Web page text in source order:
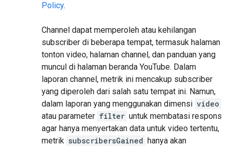
Policy.
Channel dapat memperoleh atau kehilangan
subscriber di beberapa tempat, termasuk halaman
tonton video, halaman channel, dan panduan yang
muncul di halaman beranda YouTube. Dalam
laporan channel, metrik ini mencakup subscriber
yang diperoleh dari salah satu tempat ini. Namun,
dalam laporan yang menggunakan dimensi video
atau parameter filter untuk membatasi respons
agar hanya menyertakan data untuk video tertentu,
metrik subscribersGained hanya akan